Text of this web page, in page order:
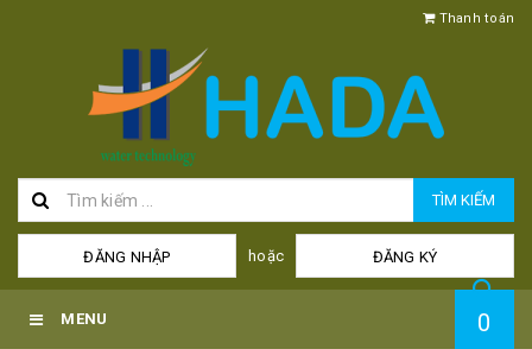
Thanh toán
TÌM KIẾM
ĐĂNG NHẬP hoặc ĐĂNG KÝ
MENU 0